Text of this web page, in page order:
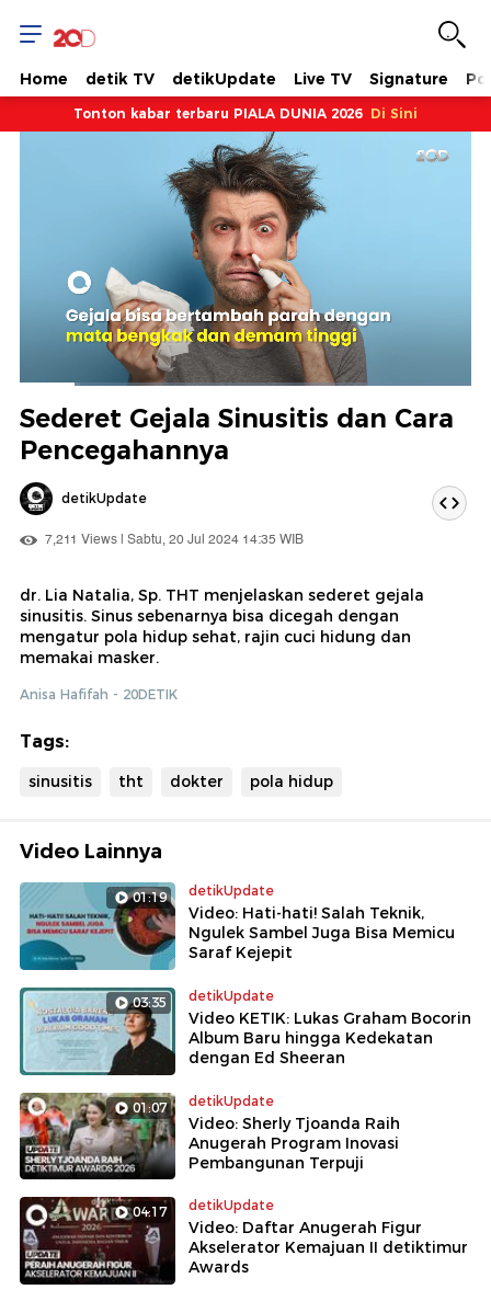
Home detik TV detikUpdate Live TV Signature
Tonton kabar terbaru PIALA DUNIA 2026 Di Sini
Berhenti
Suara
Hidup
Dimuat:
Sederet Gejala Sinusitis dan Cara
Pencegahannya
detikUpdate
7,211 Views | Sabtu, 20 Jul 2024 14:35 WIB
dr. Lia Natalia, Sp. THT menjelaskan sederet gejala
sinusitis. Sinus sebenarnya bisa dicegah dengan
mengatur pola hidup sehat, rajin cuci hidung dan
memakai masker.
Anisa Hafifah - 20DETIK
Tags:
sinusitis tht dokter pola hidup
Video Lainnya
01:19 detikUpdate
Video: Hati-hati! Salah Teknik,
Ngulek Sambel Juga Bisa Memicu
Saraf Kejepit
03:35 detikUpdate
Video KETIK: Lukas Graham Bocorin
Album Baru hingga Kedekatan
dengan Ed Sheeran
01:07 detikUpdate
Video: Sherly Tjoanda Raih
Anugerah Program Inovasi
Pembangunan Terpuji
04:17 detikUpdate
Video: Daftar Anugerah Figur
Akselerator Kemajuan II detiktimur
Awards